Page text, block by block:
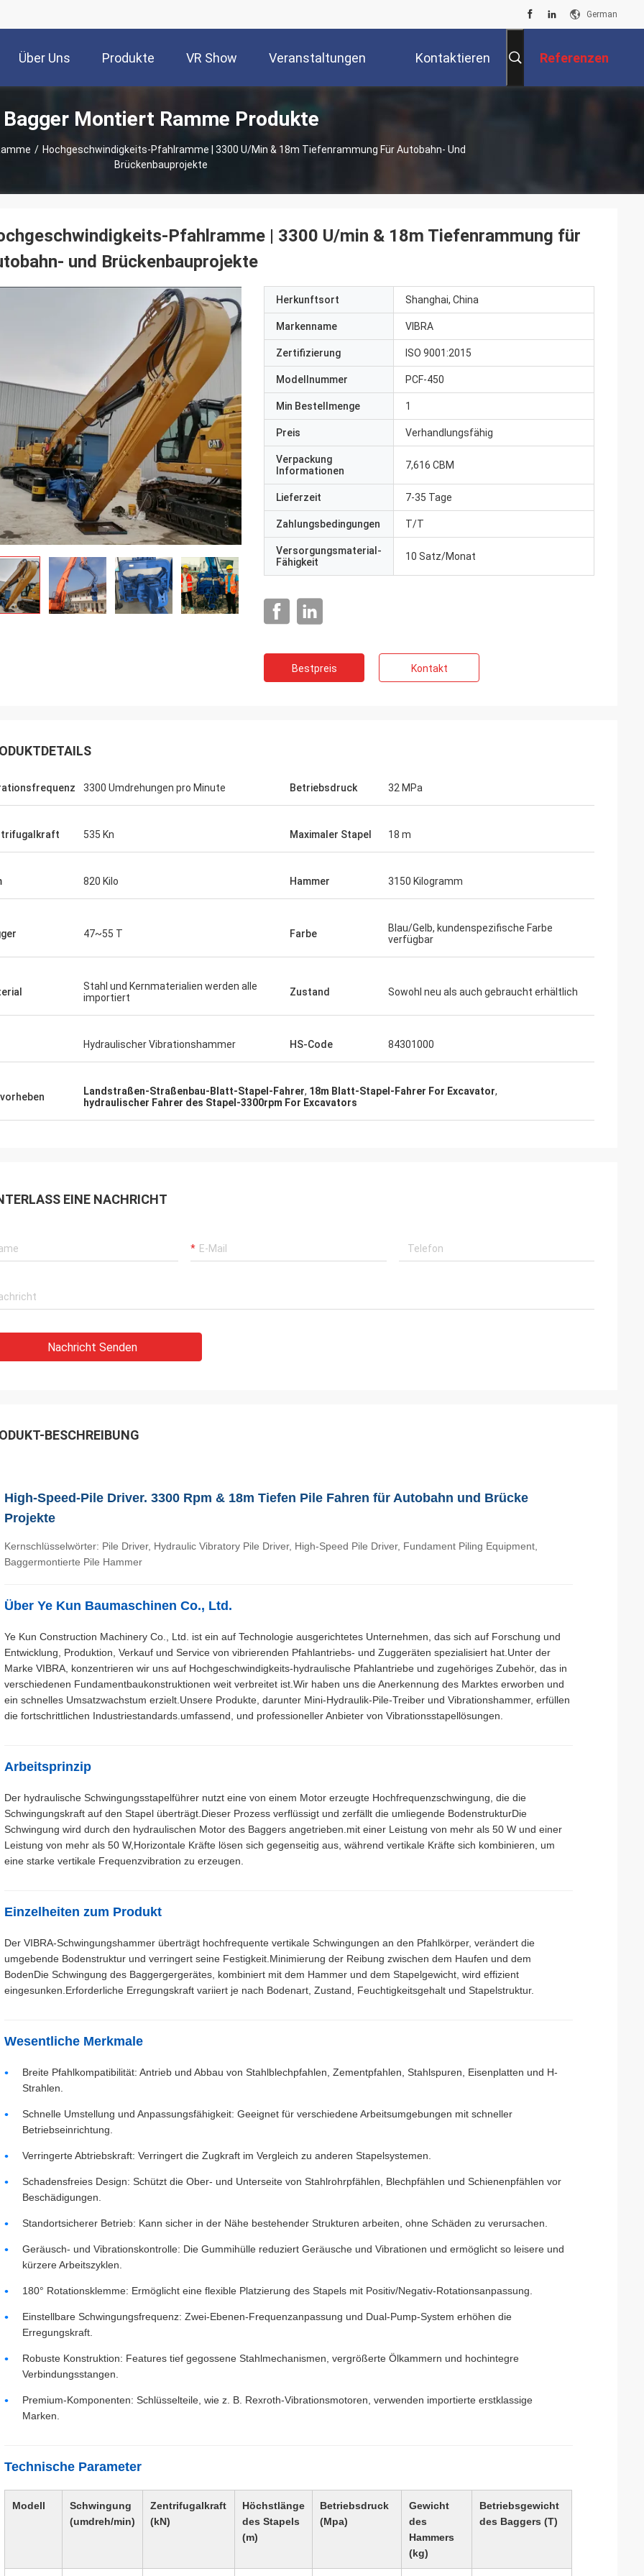
German
Über Uns Produkte VR Show Veranstaltungen Kontaktieren Referenzen
Bagger Montiert Ramme Produkte
/ Hochgeschwindigkeits-Pfahlramme | 3300 U/min & 18m Tiefenrammung Für Autobahn- Und
Brückenbauprojekte
Pfahlramme | 3300 U/min & 18m Tiefenrammung für
und Brückenbauprojekte
Herkunftsort Shanghai, China
Markenname VIBRA
Zertifizierung ISO 9001:2015
Modellnummer PCF-450
Min Bestellmenge 1
Preis Verhandlungsfähig
Verpackung
Informationen
7,616 CBM
Lieferzeit 7-35 Tage
Zahlungsbedingungen T/T
Versorgungsmaterial-
Fähigkeit
10 Satz/Monat
Bestpreis Kontakt
3300 Umdrehungen pro Minute Betriebsdruck 32 MPa
535 Kn Maximaler Stapel 18 m
820 Kilo Hammer 3150 Kilogramm
47~55 T Farbe
Blau/Gelb, kundenspezifische Farbe
verfügbar
Stahl und Kernmaterialien werden alle
importiert
Zustand Sowohl neu als auch gebraucht erhältlich
Hydraulischer Vibrationshammer HS-Code 84301000
Landstraßen-Straßenbau-Blatt-Stapel-Fahrer, 18m Blatt-Stapel-Fahrer For Excavator,
hydraulischer Fahrer des Stapel-3300rpm For Excavators
EINE NACHRICHT
Nachricht Senden
BESCHREIBUNG
High-Speed-Pile Driver. 3300 Rpm & 18m Tiefen Pile Fahren für Autobahn und Brücke
Projekte
Kernschlüsselwörter: Pile Driver, Hydraulic Vibratory Pile Driver, High-Speed Pile Driver, Fundament Piling Equipment,
Baggermontierte Pile Hammer
Über Ye Kun Baumaschinen Co., Ltd.
Ye Kun Construction Machinery Co., Ltd. ist ein auf Technologie ausgerichtetes Unternehmen, das sich auf Forschung und
Entwicklung, Produktion, Verkauf und Service von vibrierenden Pfahlantriebs- und Zuggeräten spezialisiert hat.Unter der
Marke VIBRA, konzentrieren wir uns auf Hochgeschwindigkeits-hydraulische Pfahlantriebe und zugehöriges Zubehör, das in
verschiedenen Fundamentbaukonstruktionen weit verbreitet ist.Wir haben uns die Anerkennung des Marktes erworben und
ein schnelles Umsatzwachstum erzielt.Unsere Produkte, darunter Mini-Hydraulik-Pile-Treiber und Vibrationshammer, erfüllen
die fortschrittlichen Industriestandards.umfassend, und professioneller Anbieter von Vibrationsstapellösungen.
Arbeitsprinzip
Der hydraulische Schwingungsstapelführer nutzt eine von einem Motor erzeugte Hochfrequenzschwingung, die die
Schwingungskraft auf den Stapel überträgt.Dieser Prozess verflüssigt und zerfällt die umliegende BodenstrukturDie
Schwingung wird durch den hydraulischen Motor des Baggers angetrieben.mit einer Leistung von mehr als 50 W und einer
Leistung von mehr als 50 W,Horizontale Kräfte lösen sich gegenseitig aus, während vertikale Kräfte sich kombinieren, um
eine starke vertikale Frequenzvibration zu erzeugen.
Einzelheiten zum Produkt
Der VIBRA-Schwingungshammer überträgt hochfrequente vertikale Schwingungen an den Pfahlkörper, verändert die
umgebende Bodenstruktur und verringert seine Festigkeit.Minimierung der Reibung zwischen dem Haufen und dem
BodenDie Schwingung des Baggergergerätes, kombiniert mit dem Hammer und dem Stapelgewicht, wird effizient
eingesunken.Erforderliche Erregungskraft variiert je nach Bodenart, Zustand, Feuchtigkeitsgehalt und Stapelstruktur.
Wesentliche Merkmale
Breite Pfahlkompatibilität: Antrieb und Abbau von Stahlblechpfahlen, Zementpfahlen, Stahlspuren, Eisenplatten und H-
Strahlen.
Schnelle Umstellung und Anpassungsfähigkeit: Geeignet für verschiedene Arbeitsumgebungen mit schneller
Betriebseinrichtung.
Verringerte Abtriebskraft: Verringert die Zugkraft im Vergleich zu anderen Stapelsystemen.
Schadensfreies Design: Schützt die Ober- und Unterseite von Stahlrohrpfählen, Blechpfählen und Schienenpfählen vor
Beschädigungen.
Standortsicherer Betrieb: Kann sicher in der Nähe bestehender Strukturen arbeiten, ohne Schäden zu verursachen.
Geräusch- und Vibrationskontrolle: Die Gummihülle reduziert Geräusche und Vibrationen und ermöglicht so leisere und
kürzere Arbeitszyklen.
180° Rotationsklemme: Ermöglicht eine flexible Platzierung des Stapels mit Positiv/Negativ-Rotationsanpassung.
Einstellbare Schwingungsfrequenz: Zwei-Ebenen-Frequenzanpassung und Dual-Pump-System erhöhen die
Erregungskraft.
Robuste Konstruktion: Features tief gegossene Stahlmechanismen, vergrößerte Ölkammern und hochintegre
Verbindungsstangen.
Premium-Komponenten: Schlüsselteile, wie z. B. Rexroth-Vibrationsmotoren, verwenden importierte erstklassige
Marken.
Technische Parameter
Modell
Schwingung
(umdreh/min)
Zentrifugalkraft
(kN)
Höchstlänge
des Stapels
(m)
Betriebsdruck
(Mpa)
Gewicht
des
Hammers
(kg)
Betriebsgewicht
des Baggers (T)